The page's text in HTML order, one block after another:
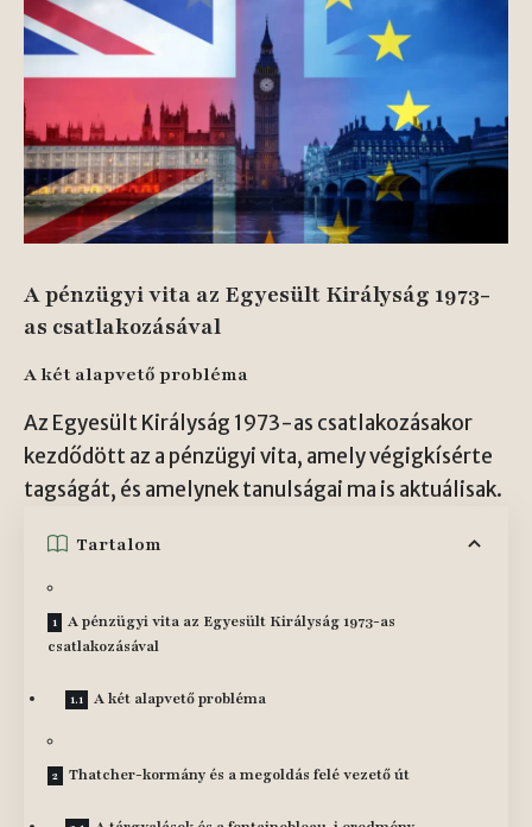
A pénzügyi vita az Egyesült Királyság 1973-
as csatlakozásával
A két alapvető probléma
Az Egyesült Királyság 1973-as csatlakozásakor
kezdődött az a pénzügyi vita, amely végigkísérte
tagságát, és amelynek tanulságai ma is aktuálisak.
Tartalom
A pénzügyi vita az Egyesült Királyság 1973-as
csatlakozásával
A két alapvető probléma
Thatcher-kormány és a megoldás felé vezető út